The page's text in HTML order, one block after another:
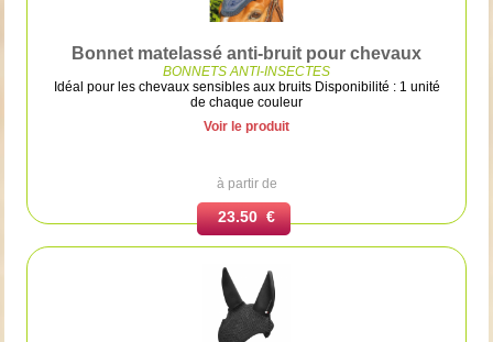
Bonnet matelassé anti-bruit pour chevaux
BONNETS ANTI-INSECTES
Idéal pour les chevaux sensibles aux bruits Disponibilité : 1 unité
de chaque couleur
Voir le produit
à partir de
23.50 €